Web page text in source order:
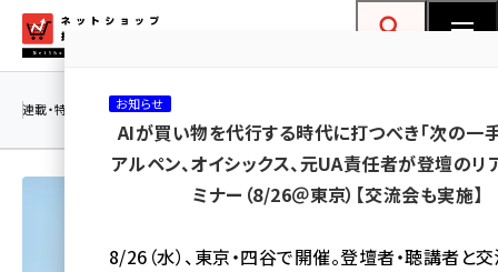
ン
ネットショップ担当者フォーラム
amazon (2260)
連載・特集 | 海外
お知らせ
AIが買い物を代行する時代に打つべき「次の一手
アルペン、オイシックス、元UA責任者が登壇のリ
ミナー（8/26＠東京）【交流会も実施】
8/26（水）、東京・四谷で開催。登壇者・聴講者と